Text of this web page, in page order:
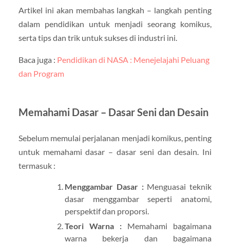
Artikel ini akan membahas langkah – langkah penting
dalam pendidikan untuk menjadi seorang komikus,
serta tips dan trik untuk sukses di industri ini.
Baca juga : Pendidikan di NASA : Menejelajahi Peluang
dan Program
Memahami Dasar – Dasar Seni dan Desain
Sebelum memulai perjalanan menjadi komikus, penting
untuk memahami dasar – dasar seni dan desain. Ini
termasuk :
Menggambar Dasar : Menguasai teknik
dasar menggambar seperti anatomi,
perspektif dan proporsi.
Teori Warna : Memahami bagaimana
warna bekerja dan bagaimana